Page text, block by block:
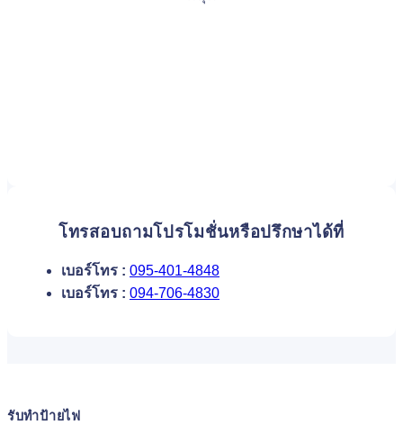
โทรสอบถามโปรโมชั่นหรือปรึกษาได้ที่
เบอร์โทร : 095-401-4848
เบอร์โทร : 094-706-4830
รับทำป้ายไฟ